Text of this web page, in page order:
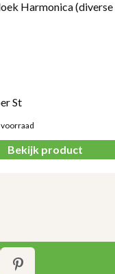
Harmonica (diverse
St
Bekijk product